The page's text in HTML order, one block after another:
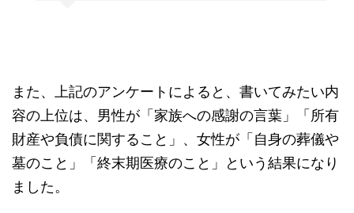
また、上記のアンケートによると、書いてみたい内
容の上位は、男性が「家族への感謝の言葉」「所有
財産や負債に関すること」、女性が「自身の葬儀や
墓のこと」「終末期医療のこと」という結果になり
ました。